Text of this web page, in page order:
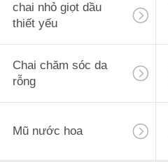
SƠ
ĐỒ
TRANG
WEB
PRIVACY
chai nhỏ giọt dầu
thiết yếu
Chai chăm sóc da
rỗng
Mũ nước hoa